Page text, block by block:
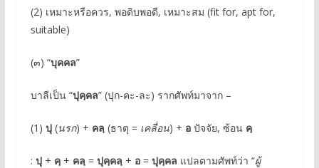
(2) เหมาะหรือควร, พอดิบพอดี, เหมาะสม (fit for, apt for,
suitable)
(๓) “บุคคล”
บาลีเป็น “ปุคฺคล” (ปุก-คะ-ละ) รากศัพท์มาจาก –
(1) ปุ(นรก) + คลฺ (ธาตุ = เคลื่อน) + อปัจจัย, ซ้อน คฺ
: ปุ+ คฺ+ คลฺ = ปุคฺคลฺ + อ= ปุคฺคล แปลตามศัพท์ว่า “ผู้